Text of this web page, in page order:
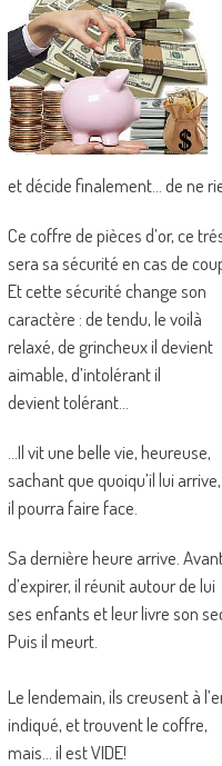
et décide finalement… de ne
Ce coffre de pièces d’or, ce
sera sa sécurité en cas de
Et cette sécurité change son
caractère : de tendu, le voilà
relaxé, de grincheux il devient
aimable, d’intolérant il
devient tolérant…
…Il vit une belle vie, heureuse,
sachant que quoiqu’il lui arrive,
il pourra faire face.
Sa dernière heure arrive.
d’expirer, il réunit autour de lui
ses enfants et leur livre son
Puis il meurt.
Le lendemain, ils creusent à
indiqué, et trouvent le coffre,
mais… il est VIDE!